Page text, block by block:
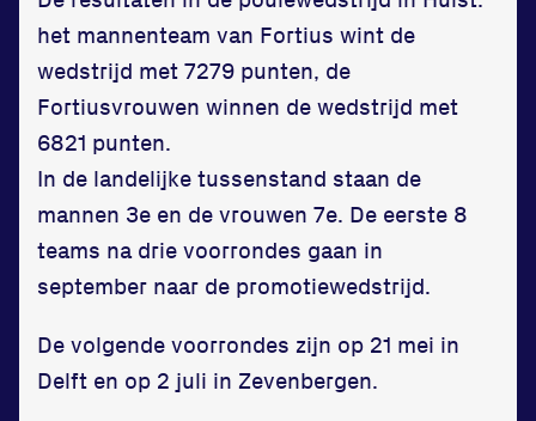
het mannenteam van Fortius wint de
wedstrijd met 7279 punten, de
Fortiusvrouwen winnen de wedstrijd met
6821 punten.
In de landelijke tussenstand staan de
mannen 3e en de vrouwen 7e. De eerste 8
teams na drie voorrondes gaan in
september naar de promotiewedstrijd.
De volgende voorrondes zijn op 21 mei in
Delft en op 2 juli in Zevenbergen.